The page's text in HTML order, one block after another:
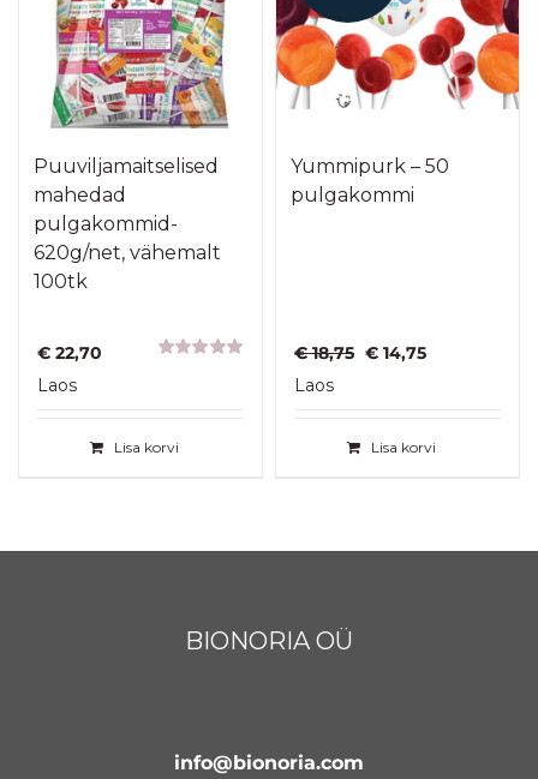
Puuviljamaitselised
mahedad
pulgakommid-
620g/net, vähemalt
100tk
€ 22,70
Laos
Lisa korvi
Yummipurk – 50
pulgakommi
€18,75 Algne
€ 14,75Praegune
Laos
Lisa korvi
BIONORIA OÜ
info@bionoria.com